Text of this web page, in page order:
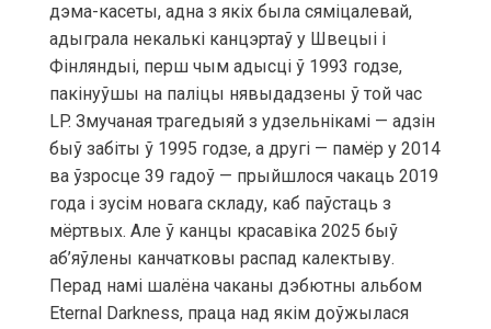
дэма-касеты, адна з якіх была сяміцалевай,
адыграла некалькі канцэртаў у Швецыі і
Фінляндыі, перш чым адысці ў 1993 годзе,
пакінуўшы на паліцы нявыдадзены ў той час
LP. Змучаная трагедыяй з удзельнікамі — адзін
быў забіты ў 1995 годзе, а другі — памёр у 2014
ва ўзросце 39 гадоў — прыйшлося чакаць 2019
года і зусім новага складу, каб паўстаць з
мёртвых. Але ў канцы красавіка 2025 быў
аб’яўлены канчатковы распад калектыву.
Перад намі шалёна чаканы дэбютны альбом
Eternal Darkness, праца над якім доўжылася